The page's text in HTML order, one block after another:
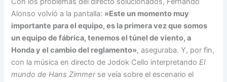
Alonso volvió a la pantalla: »Este un momento muy
importante para el equipo, es la primera vez que somos
un equipo de fábrica, tenemos el túnel de viento, a
Honda y el cambio del reglamento», aseguraba. Y, por fin,
con la música en directo de Jodok Cello interpretando El
mundo de Hans Zimmer se veía sobre el escenario el